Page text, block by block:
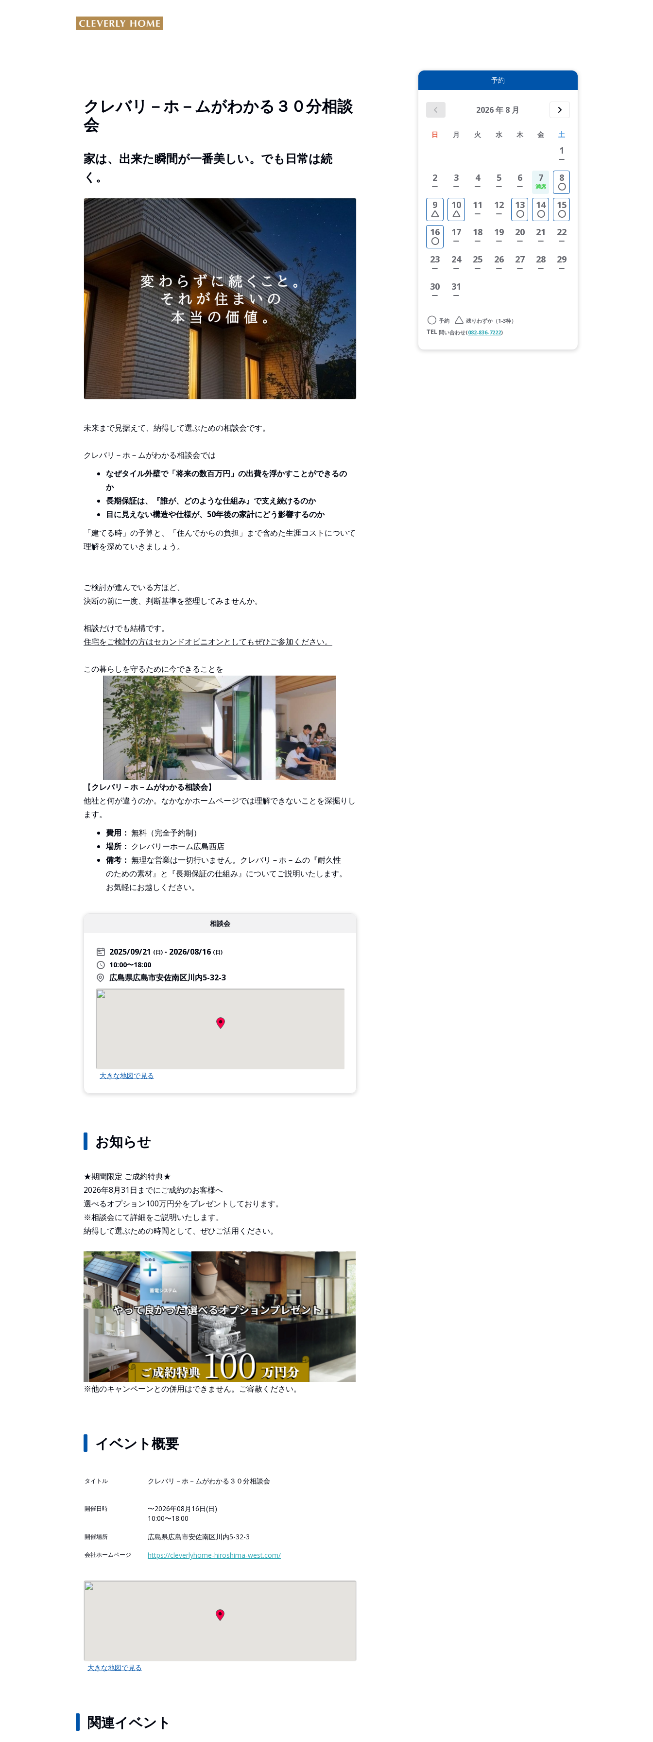
クレバリ－ホ－ムがわかる３０分相談
会
家は、出来た瞬間が一番美しい。でも日常は続
く。
未来まで見据えて、納得して選ぶための相談会です。
クレバリ－ホ－ムがわかる相談会では
なぜタイル外壁で「将来の数百万円」の出費を浮かすことができるの
か
長期保証は、『誰が、どのような仕組み』で支え続けるのか
目に見えない構造や仕様が、50年後の家計にどう影響するのか
「建てる時」の予算と、「住んでからの負担」まで含めた生涯コストについて
理解を深めていきましょう。
ご検討が進んでいる方ほど、
決断の前に一度、判断基準を整理してみませんか。
相談だけでも結構です。
住宅をご検討の方はセカンドオピニオンとしてもぜひご参加ください。
この暮らしを守るために今できることを
【クレバリ－ホ－ムがわかる相談会】
他社と何が違うのか。なかなかホームページでは理解できないことを深掘りし
ます。
費用： 無料（完全予約制）
場所： クレバリーホーム広島西店
備考： 無理な営業は一切行いません。クレバリ－ホ－ムの『耐久性
のための素材』と『長期保証の仕組み』についてご説明いたします。
お気軽にお越しください。
相談会
2025/09/21 (日) 2026/08/16 (日)
10:00〜18:00
広島県広島市安佐南区川内5-32-3
大きな地図で見る
お知らせ
★期間限定 ご成約特典★
2026年8月31日までにご成約のお客様へ
選べるオプション100万円分をプレゼントしております。
※相談会にて詳細をご説明いたします。
納得して選ぶための時間として、ぜひご活用ください。
※他のキャンペーンとの併用はできません。ご容赦ください。
イベント概要
タイトル クレバリ－ホ－ムがわかる３０分相談会
開催日時
〜2026年08月16日(日)
10:00〜18:00
開催場所 広島県広島市安佐南区川内5-32-3
会社ホームページ https://cleverlyhome-hiroshima-west.com/
大きな地図で見る
関連イベント
予約
2026年 8 月
日 月 火 水 木 金 土
1
2 3 4 5 6 7 8
9 10 11 12 13 14 15
16 17 18 19 20 21 22
23 24 25 26 27 28 29
30 31
予約
残りわずか（1-3枠）
問い合わせ(082-836-7222)